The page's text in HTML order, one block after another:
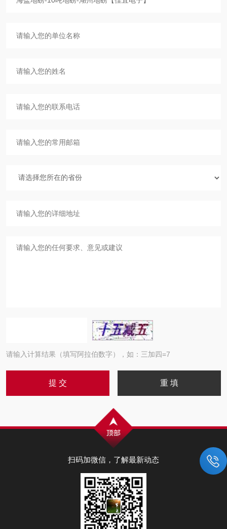
请输入计算结果（填写阿拉伯数字），如：三加四=7
扫码加微信，了解最新动态